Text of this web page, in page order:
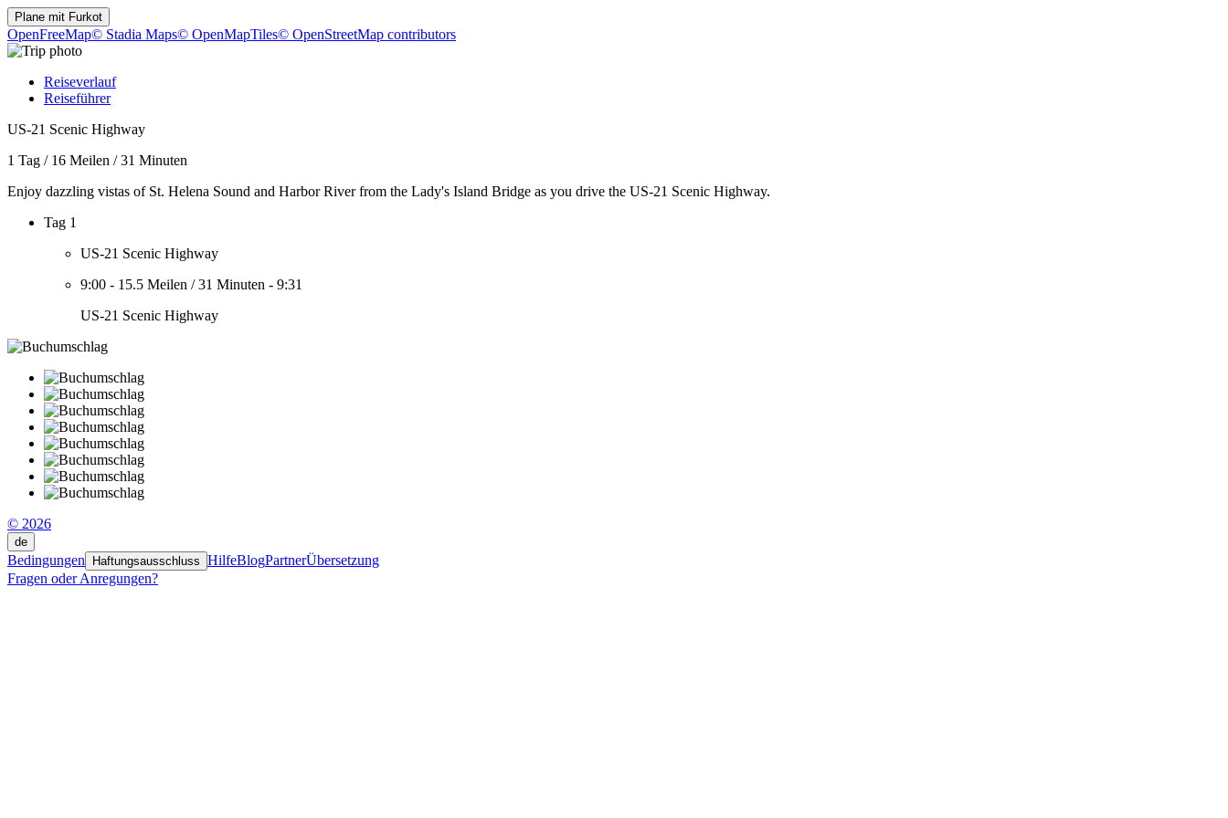
Plane mit Furkot
OpenFreeMap© Stadia Maps© OpenMapTiles© OpenStreetMap contributors
Reiseverlauf
Reiseführer
US-21 Scenic Highway
1 Tag / 16 Meilen /31 Minuten
Enjoy dazzling vistas of St. Helena Sound and Harbor River from the Lady's Island Bridge as you drive the US-21 Scenic Highway.
Tag 1
US-21 Scenic Highway
9:00 - 15.5 Meilen /31 Minuten - 9:31
US-21 Scenic Highway
© 2026
de
Bedingungen Haftungsausschluss HilfeBlogPartnerÜbersetzung
Fragen oder Anregungen?